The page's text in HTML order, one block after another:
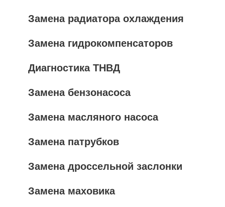
Замена радиатора охлаждения
Замена гидрокомпенсаторов
Диагностика ТНВД
Замена бензонасоса
Замена масляного насоса
Замена патрубков
Замена дроссельной заслонки
Замена маховика